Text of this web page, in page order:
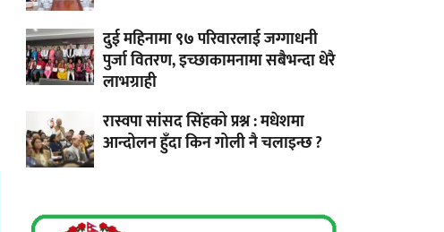
दुई महिनामा ९७ परिवारलाई जग्गाधनी
पुर्जा वितरण, इच्छाकामनामा सबैभन्दा धेरै
लाभग्राही
रास्वपा सांसद सिंहको प्रश्न : मधेशमा
आन्दोलन हुँदा किन गोली नै चलाइन्छ ?